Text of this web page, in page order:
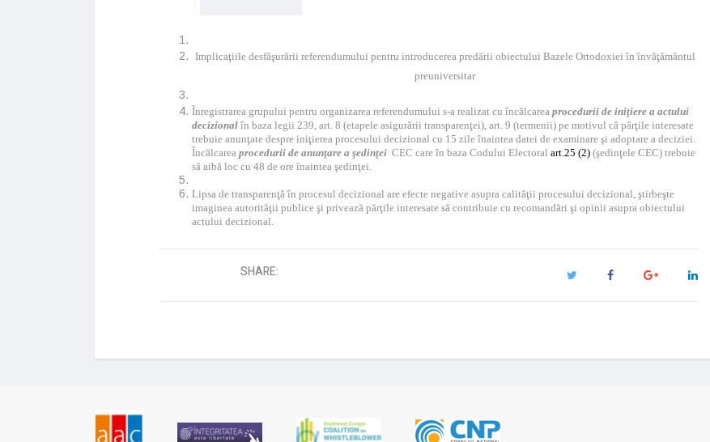
Implicaţiile desfăşurării referendumului pentru introducerea predării obiectului Bazele Ortodoxiei în învăţământul
preuniversitar
Înregistrarea grupului pentru organizarea referendumului s-a realizat cu încălcarea procedurii de iniţiere a actului
decizional în baza legii 239, art. 8 (etapele asigurării transparenţei), art. 9 (termenii) pe motivul că părţile interesate
trebuie anunţate despre iniţierea procesului decizional cu 15 zile înaintea datei de examinare şi adoptare a deciziei.
Încălcarea procedurii de anunţare a şedinţei CEC care în baza Codului Electoral art.25 (2) (şedinţele CEC) trebuie
să aibă loc cu 48 de ore înaintea şedinţei.
Lipsa de transparenţă în procesul decizional are efecte negative asupra calităţii procesului decizional, ştirbeşte
imaginea autorităţii publice şi privează părţile interesate să contribuie cu recomandări şi opinii asupra obiectului
actului decizional.
SHARE: